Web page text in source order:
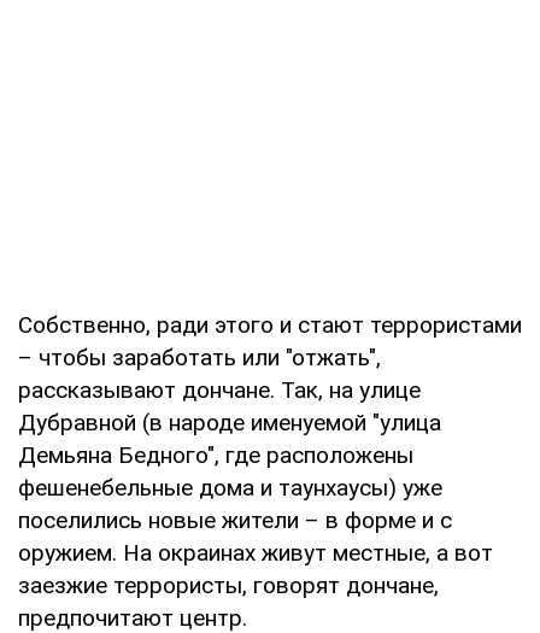
Собственно, ради этого и стают террористами
– чтобы заработать или "отжать",
рассказывают дончане. Так, на улице
Дубравной (в народе именуемой "улица
Демьяна Бедного", где расположены
фешенебельные дома и таунхаусы) уже
поселились новые жители – в форме и с
оружием. На окраинах живут местные, а вот
заезжие террористы, говорят дончане,
предпочитают центр.